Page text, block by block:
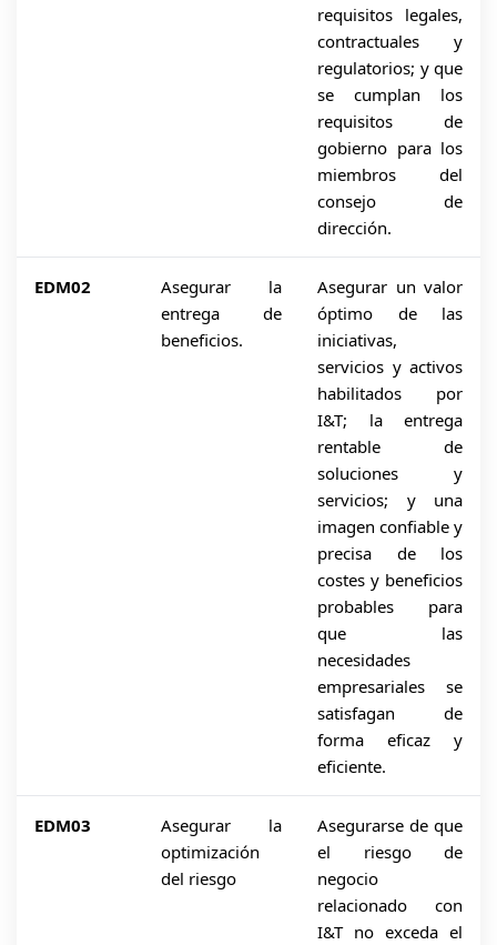
requisitos legales,
contractuales y
regulatorios; y que
se cumplan los
requisitos de
gobierno para los
miembros del
consejo de
dirección.
EDM02
Asegurar la
entrega de
beneficios.
Asegurar un valor
óptimo de las
iniciativas,
servicios y activos
habilitados por
I&T; la entrega
rentable de
soluciones y
servicios; y una
imagen confiable y
precisa de los
costes y beneficios
probables para
que las
necesidades
empresariales se
satisfagan de
forma eficaz y
eficiente.
EDM03
Asegurar la
optimización
del riesgo
Asegurarse de que
el riesgo de
negocio
relacionado con
I&T no exceda el